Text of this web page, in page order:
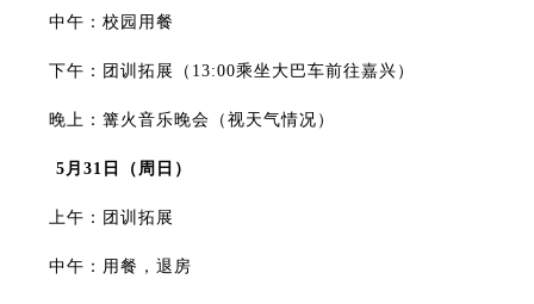
中午：校园用餐
下午： 团训拓展（13:00乘坐大巴车前往嘉兴）
晚上：篝火音乐晚会（视天气情况）
5 月31日（周日）
上午： 团训拓展
中午：用餐，退房